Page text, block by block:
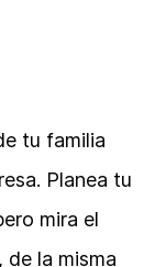
tu familia
Planea tu
mira el
de la misma